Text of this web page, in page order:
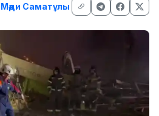
Мәди Саматұлы